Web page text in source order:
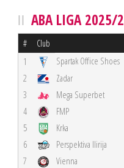
ABA LIGA 2025/
# Club
1 Spartak Office Shoes
2
Zadar
3
Mega Superbet
4
FMP
5
Krka
6
Perspektiva Ilirija
7
Vienna